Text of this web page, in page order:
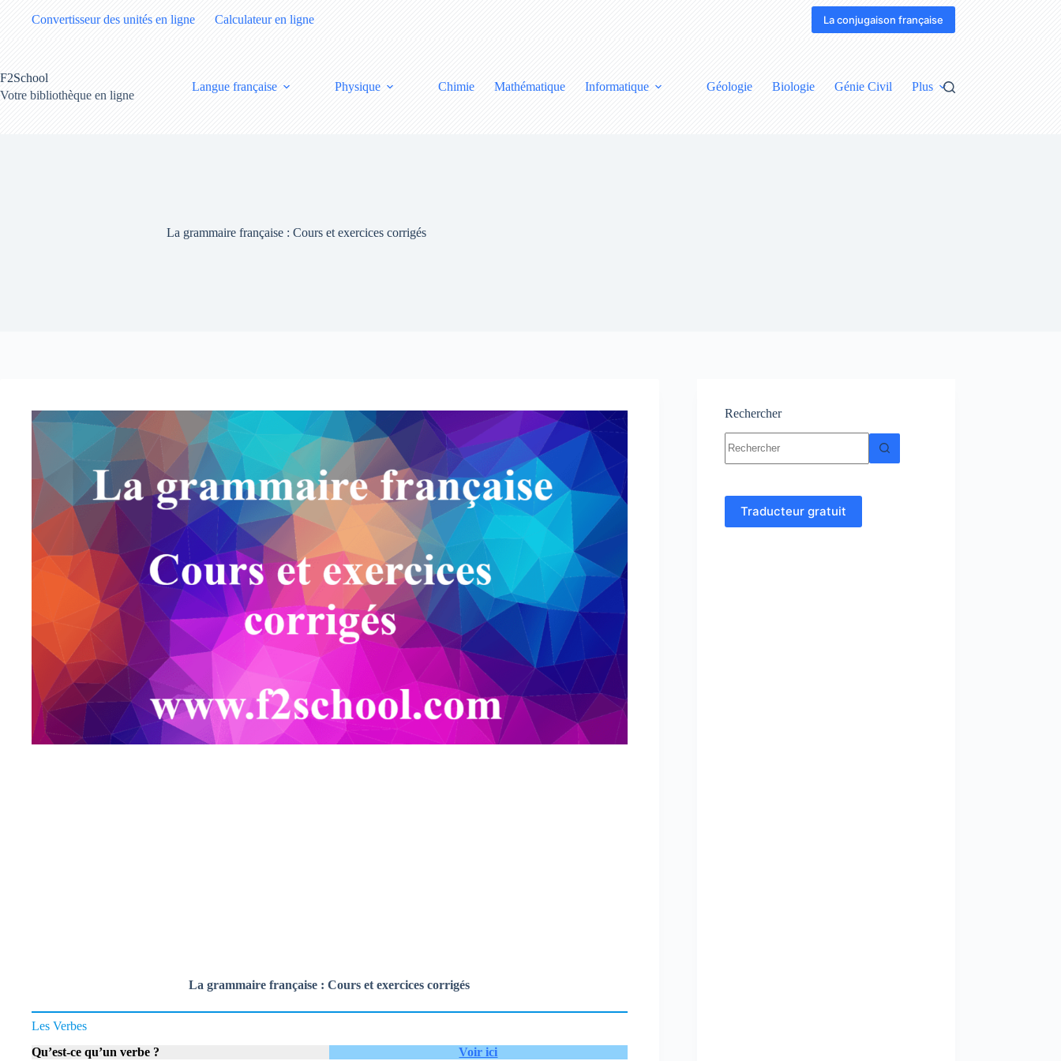
Convertisseur des unités en ligne Calculateur en ligne La conjugaison française
F2School
Votre bibliothèque en ligne
Langue française Physique Chimie Mathématique Informatique Géologie Biologie Génie Civil Plus
La grammaire française : Cours et exercices corrigés
La grammaire française : Cours et exercices corrigés
Les Verbes
Qu’est-ce qu’un verbe ?
Voir ici
Rechercher
résultat
Traducteur gratuit